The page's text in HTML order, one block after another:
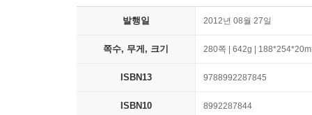
발행일 2012년 08월 27일
쪽수, 무게, 크기 280쪽 | 642g |
ISBN13 9788992287845
ISBN10 8992287844